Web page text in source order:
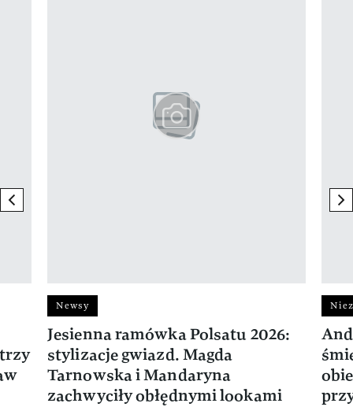
previous element
Newsy
Jesienna ramówka Polsatu 2026:
stylizacje gwiazd. Magda
Tarnowska i Mandaryna
zachwyciły obłędnymi lookami